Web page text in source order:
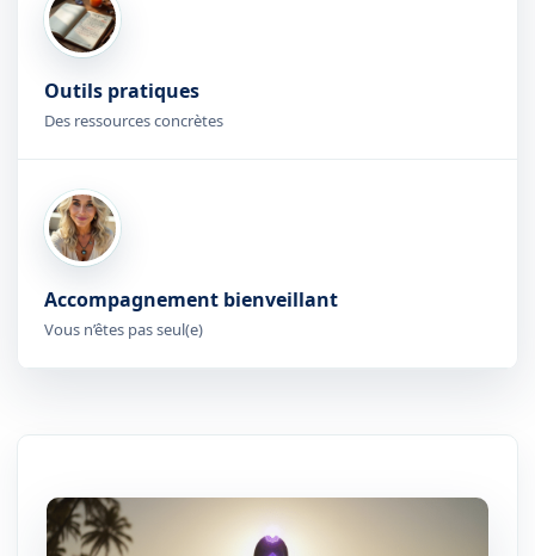
Outils pratiques
Des ressources concrètes
Accompagnement bienveillant
Vous n’êtes pas seul(e)